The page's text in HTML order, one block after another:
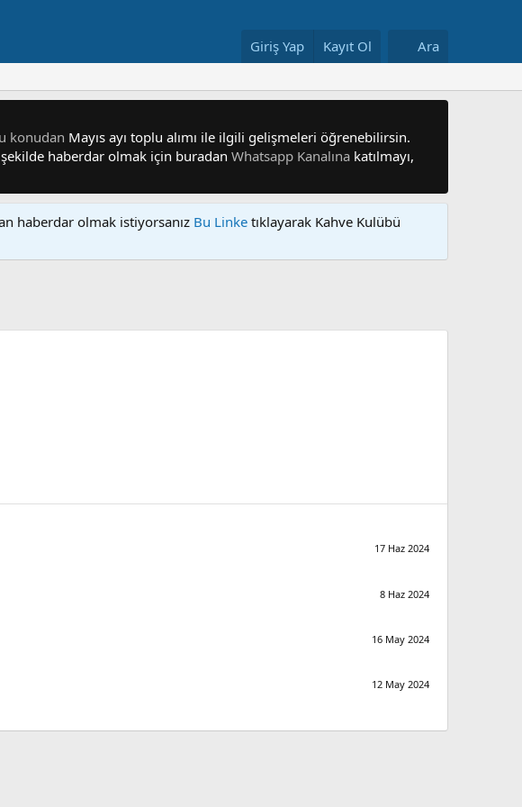
Giriş Yap Kayıt Ol Ara
konudan Mayıs ayı toplu alımı ile ilgili gelişmeleri öğrenebilirsin.
haberdar olmak için buradan Whatsapp Kanalına katılmayı,
haberdar olmak istiyorsanız Bu Linke tıklayarak Kahve Kulübü
17 Haz 2024
8 Haz 2024
16 May 2024
12 May 2024